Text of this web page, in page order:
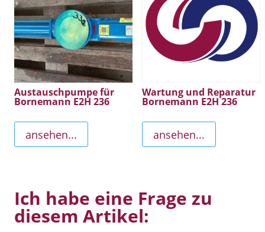
Austauschpumpe für
Bornemann E2H 236
ansehen...
Wartung und Reparatur
Bornemann E2H 236
ansehen...
Ich habe eine Frage zu
diesem Artikel: